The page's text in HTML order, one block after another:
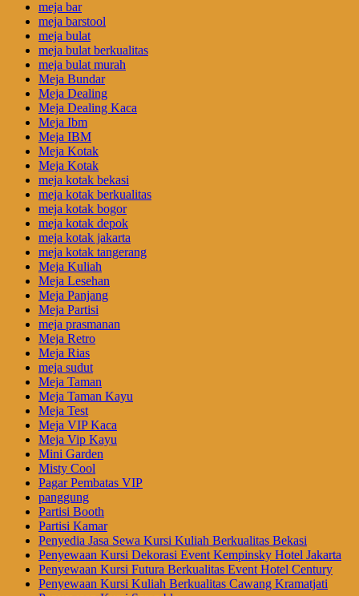
meja bar
meja barstool
meja bulat
meja bulat berkualitas
meja bulat murah
Meja Bundar
Meja Dealing
Meja Dealing Kaca
Meja Ibm
Meja IBM
Meja Kotak
Meja Kotak
meja kotak bekasi
meja kotak berkualitas
meja kotak bogor
meja kotak depok
meja kotak jakarta
meja kotak tangerang
Meja Kuliah
Meja Lesehan
Meja Panjang
Meja Partisi
meja prasmanan
Meja Retro
Meja Rias
meja sudut
Meja Taman
Meja Taman Kayu
Meja Test
Meja VIP Kaca
Meja Vip Kayu
Mini Garden
Misty Cool
Pagar Pembatas VIP
panggung
Partisi Booth
Partisi Kamar
Penyedia Jasa Sewa Kursi Kuliah Berkualitas Bekasi
Penyewaan Kursi Dekorasi Event Kempinsky Hotel Jakarta
Penyewaan Kursi Futura Berkualitas Event Hotel Century
Penyewaan Kursi Kuliah Berkualitas Cawang Kramatjati